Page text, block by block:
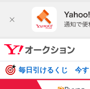
毎日引けるくじ 今す